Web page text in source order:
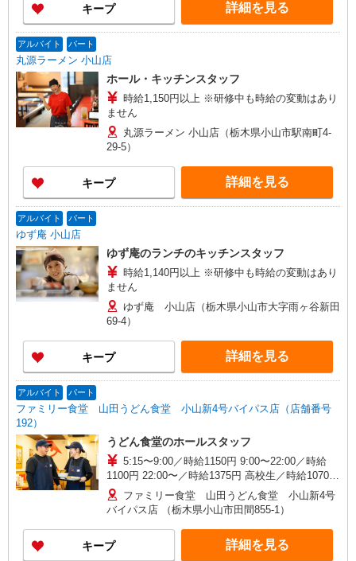
キープ 詳細を見る
アルバイト パート
丸源ラーメン 小山店
ホール・キッチンスタッフ
時給1,150円以上 ※研修中も時給の変動はあり
ません
丸源ラーメン 小山店（栃木県小山市駅南町4-
29-5）
キープ 詳細を見る
アルバイト パート
ゆず庵 小山店
ゆず庵のランチのキッチンスタッフ
時給1,140円以上 ※研修中も時給の変動はあり
ません
ゆず庵 小山店（栃木県小山市大字雨ヶ谷新田
69-4）
キープ 詳細を見る
アルバイト パート
ファミリー食堂 山田うどん食堂 小山新4号バイパス店（店舗番号
192）
うどん食堂のホールスタッフ
5:15〜9:00／時給1150円 9:00〜22:00／時給
1100円 22:00〜／時給1375円 高校生／時給1070円
日・祝日は時給50円アップ！（9時〜22時）
ファミリー食堂 山田うどん食堂 小山新4号
バイパス店 （栃木県小山市田間855-1）
キープ 詳細を見る